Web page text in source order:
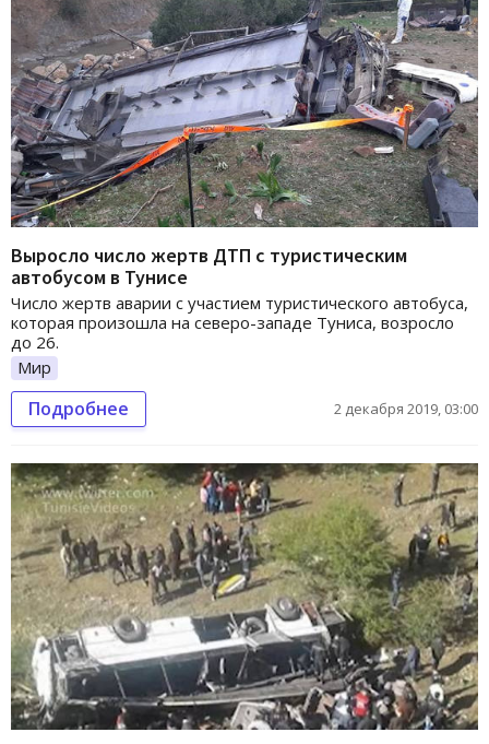
Выросло число жертв ДТП с туристическим
автобусом в Тунисе
Число жертв аварии с участием туристического автобуса,
которая произошла на северо-западе Туниса, возросло
до 26.
Мир
Подробнее 2 декабря 2019, 03:00